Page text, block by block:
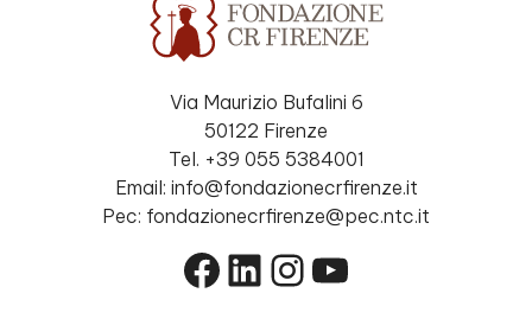
Via Maurizio Bufalini 6
50122 Firenze
Tel. +39 055 5384001
Email: info@fondazionecrfirenze.it
Pec: fondazionecrfirenze@pec.ntc.it
Facebook
LinkedIn
Instagram
YouTube